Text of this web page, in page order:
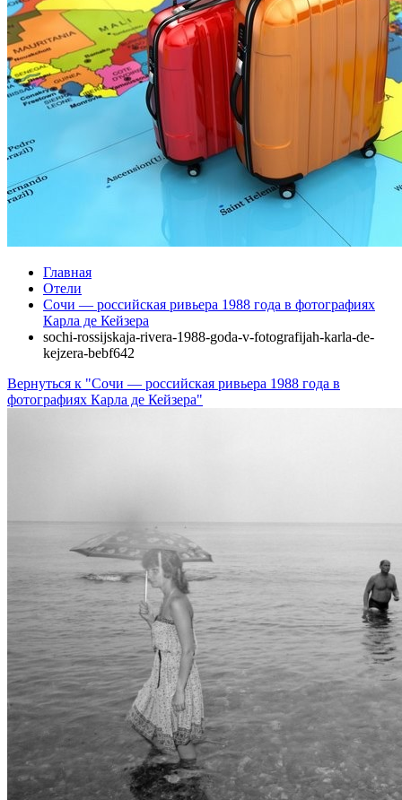
Главная
Отели
Сочи — российская ривьера 1988 года в фотографиях
Карла де Кейзера
sochi-rossijskaja-rivera-1988-goda-v-fotografijah-karla-de-
kejzera-bebf642
Вернуться к "Сочи — российская ривьера 1988 года в
фотографиях Карла де Кейзера"